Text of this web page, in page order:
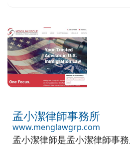
孟小潔律師事務所
www.menglawgrp.com
孟小潔律師是孟小潔律師事